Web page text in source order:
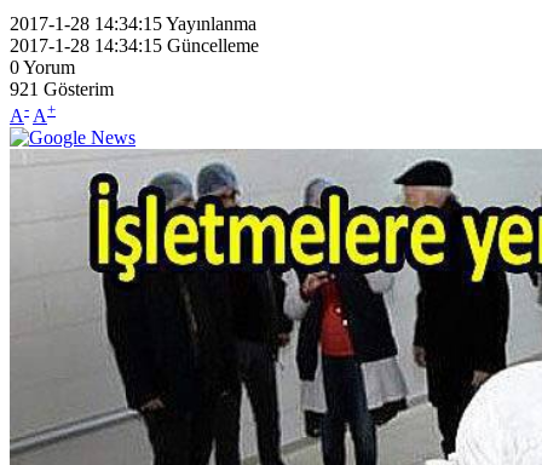
2017-1-28 14:34:15Yayınlanma
2017-1-28 14:34:15 Güncelleme
0Yorum
921 Gösterim
A- A+